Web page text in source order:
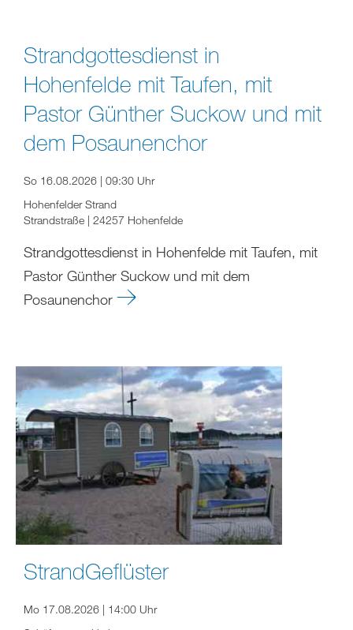
Strandgottesdienst in
Hohenfelde mit Taufen, mit
Pastor Günther Suckow und mit
dem Posaunenchor
So 16.08.2026 | 09:30 Uhr
Hohenfelder Strand
Strandstraße | 24257 Hohenfelde
Strandgottesdienst in Hohenfelde mit Taufen, mit
Pastor Günther Suckow und mit dem
Posaunenchor
StrandGeflüster
Mo 17.08.2026 | 14:00 Uhr